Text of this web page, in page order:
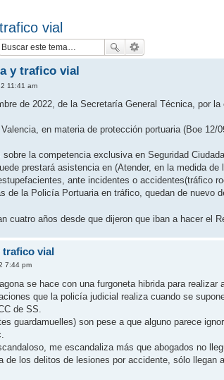
vial
y trafico vial
11:41 am
de 2022, de la Secretaría General Técnica, por
en materia de protección portuaria (Boe 12/
la competencia exclusiva en Seguridad
prestará asistencia en (Atender, en la medida
ante incidentes o accidentes(tráfico
de la Policía Portuaria en tráfico, quedan de nuevo
cuatro años desde que dijeron que iban a hacer el
trafico vial
7:44 pm
se hace con una furgoneta hibrida para realizar
que la policía judicial realiza cuando se
de SS.
guardamuelles) son pese a que alguno parece
me escandaliza más que abogados no
de los delitos de lesiones por accidente, sólo